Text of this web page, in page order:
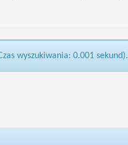
wyszukiwania: 0.001 sekund).